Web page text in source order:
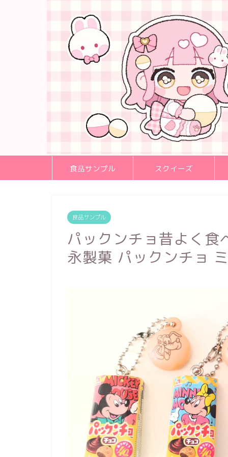
食品サンプル スクイーズ
食品サンプル
パックンチョ昔よく食
永製菓 パックンチョ